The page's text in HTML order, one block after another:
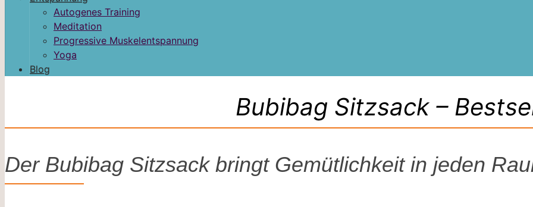
Autogenes Training
Meditation
Progressive Muskelentspannung
Yoga
Blog
Bubibag Sitzsack –
Der Bubibag Sitzsack bringt Gemütlichkeit in jeden